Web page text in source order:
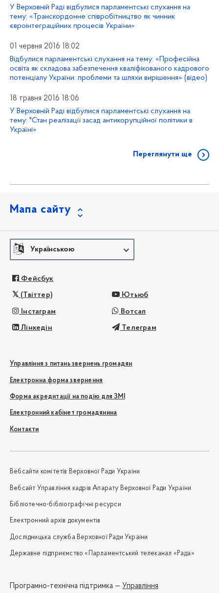
У Верховній Раді відбулися парламентські слухання на
тему: «Транскордонне співробітництво як чинник
євроінтеграційних процесів України»
01 червня 2016 18:02
Відбулися парламентські слухання на тему: «Професійна
освіта як складова забезпечення кваліфікованого кадрового
потенціалу України: проблеми та шляхи вирішення» (відео)
18 травня 2016 18:06
У Верховній Раді відбулися парламентські слухання на
тему: "Стан реалізації засад антикорупційної політики в
Україні»
Переглянути ще
Мапа сайту
Українською
Фейсбук
(Твіттер) Ютьюб
Інстаграм Вотсап
Лінкедін Телеграм
Управління з питань звернень громадян
Електронна форма звернення
Форма акредитації на подію для ЗМІ
Електронний кабінет громадянина
Контакти
Вебсайти комітетів Верховної Ради України
Вебсайт Управління кадрів Апарату Верховної Ради України
Бібліотечно-бібліографічні ресурси
Електронний архів документів
Дослідницька служба Верховної Ради України
Державне підприємство «Парламентський телеканал «Рада»
Програмно-технічна підтримка — Управління